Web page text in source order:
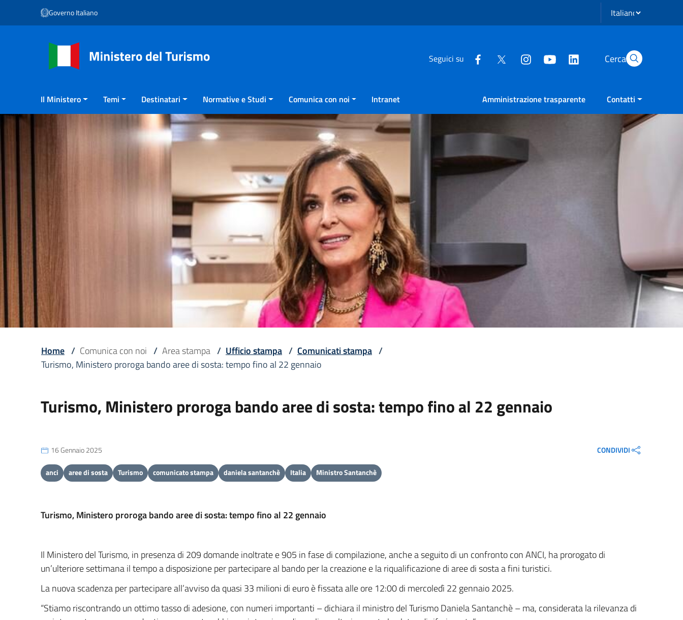
Vai ai contenuti
Vai al menu di navigazione
Governo Italiano Seleziona lingua
Seguici su Cerca
Il Ministero Temi Destinatari Normative e Studi Comunica con noi Intranet Amministrazione trasparente Contatti
Home / Comunica con noi / Area stampa / Ufficio stampa / Comunicati stampa /
Turismo, Ministero proroga bando aree di sosta: tempo fino al 22 gennaio
Turismo, Ministero proroga bando aree di sosta: tempo fino al 22 gennaio
16 Gennaio 2025 CONDIVIDI
anci aree di sosta Turismo comunicato stampa daniela santanchè Italia Ministro Santanchè
Turismo, Ministero proroga bando aree di sosta: tempo fino al 22 gennaio
Il Ministero del Turismo, in presenza di 209 domande inoltrate e 905 in fase di compilazione, anche a seguito di un confronto con ANCI, ha prorogato di
un’ulteriore settimana il tempo a disposizione per partecipare al bando per la creazione e la riqualificazione di aree di sosta a fini turistici.
La nuova scadenza per partecipare all’avviso da quasi 33 milioni di euro è fissata alle ore 12:00 di mercoledì 22 gennaio 2025.
“Stiamo riscontrando un ottimo tasso di adesione, con numeri importanti – dichiara il ministro del Turismo Daniela Santanchè – ma, considerata la rilevanza di